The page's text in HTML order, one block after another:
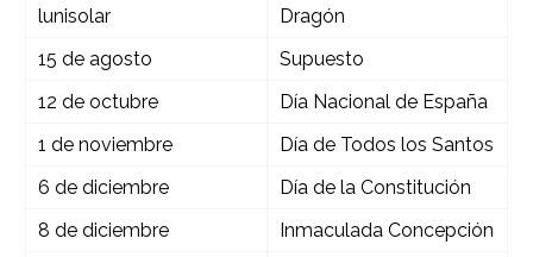
lunisolar
Dragón
15 de agosto
Supuesto
12 de octubre
Día Nacional de España
1 de noviembre
Día de Todos los Santos
6 de diciembre
Día de la Constitución
8 de diciembre
Inmaculada Concepción